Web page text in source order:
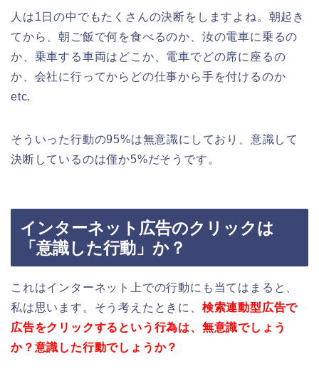
人は1日の中でもたくさんの決断をしますよね。朝起き
てから、朝ご飯で何を食べるのか、汝の電車に乗るの
か、乗車する車両はどこか、電車でどの席に座るの
か、会社に行ってからどの仕事から手を付けるのか
etc.
そういった行動の95%は無意識にしており、意識して
決断しているのは僅か5%だそうです。
インターネット広告のクリックは
「意識した行動」か？
これはインターネット上での行動にも当てはまると、
私は思います。そう考えたときに、 検索連動型広告で
広告をクリックするという行為は、無意識でしょう
か？意識した行動でしょうか？